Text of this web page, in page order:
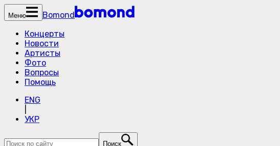
Меню
Bomond
Концерты
Новости
Артисты
Фото
Вопросы
Помощь
ENG
УКР
Поиск